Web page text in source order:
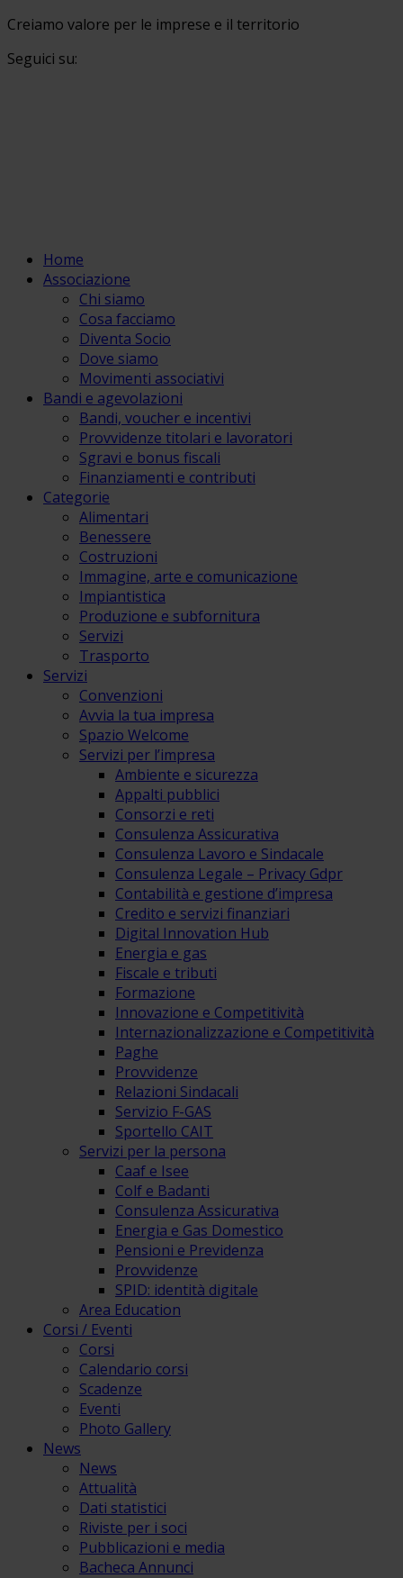
Creiamo valore per le imprese e il territorio
Seguici su:
Home
Associazione
Chi siamo
Cosa facciamo
Diventa Socio
Dove siamo
Movimenti associativi
Bandi e agevolazioni
Bandi, voucher e incentivi
Provvidenze titolari e lavoratori
Sgravi e bonus fiscali
Finanziamenti e contributi
Categorie
Alimentari
Benessere
Costruzioni
Immagine, arte e comunicazione
Impiantistica
Produzione e subfornitura
Servizi
Trasporto
Servizi
Convenzioni
Avvia la tua impresa
Spazio Welcome
Servizi per l’impresa
Ambiente e sicurezza
Appalti pubblici
Consorzi e reti
Consulenza Assicurativa
Consulenza Lavoro e Sindacale
Consulenza Legale – Privacy Gdpr
Contabilità e gestione d’impresa
Credito e servizi finanziari
Digital Innovation Hub
Energia e gas
Fiscale e tributi
Formazione
Innovazione e Competitività
Internazionalizzazione e Competitività
Paghe
Provvidenze
Relazioni Sindacali
Servizio F-GAS
Sportello CAIT
Servizi per la persona
Caaf e Isee
Colf e Badanti
Consulenza Assicurativa
Energia e Gas Domestico
Pensioni e Previdenza
Provvidenze
SPID: identità digitale
Area Education
Corsi / Eventi
Corsi
Calendario corsi
Scadenze
Eventi
Photo Gallery
News
News
Attualità
Dati statistici
Riviste per i soci
Pubblicazioni e media
Bacheca Annunci